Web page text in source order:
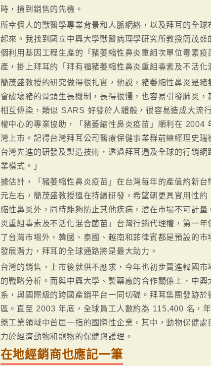
時，搶到銷售的先機。
所幸個人的獸醫學專業背景和人脈網絡，以及拜耳的全
起來。我找到國立中興大學獸醫病理學研究所教授簡茂
個利用基因工程生產的「豬萎縮性鼻炎重組次單位毒素
產，掛上拜耳的「拜有福豬萎縮性鼻炎重組毒素及不活化
簡茂盛教授的研究做得很扎實，他說，豬萎縮性鼻炎是
會破壞豬的骨頭生長機制，長得很慢，也容易引發肺炎
相互傳染，類似 SARS 好發於人體般，很容易造成大流
權中心的專業協助，「豬萎縮性鼻炎疫苗」順利在 2004
灣上市。記得台灣拜耳公司醫療保健事業群前總經理史
台灣先進的研發及製造技術，透過拜耳遍及全球的行銷
業模式。」
據估計，「豬萎縮性鼻炎疫苗」在台灣每年的產值約新
元左右，簡茂盛教授還在持續研發，希望朝更具實用性
縮性鼻炎外，同時能夠防止其他疾病，潛在市場不可計
炎重組毒素及不活化混合菌苗」台灣行銷代理權，第一
了台灣市場外，韓國、泰國、越南和菲律賓都是預設的
發展潛力，拜耳的全球通路將是最大助力。
台灣的銷售，上市後就供不應求，今年也初步賣進韓國
的戰略分析。而與中興大學、製藥廠的合作關係上，中
系，與國際級的跨國產銷平台一同切磋。拜耳集團發跡
區。直至 2003 年底，全球員工人數約為 115,400 名，
藥工業領域中首屈一指的國際性企業，其中，動物保健
力於經濟動物和寵物的保健與護理。
在地經銷商也應記一筆